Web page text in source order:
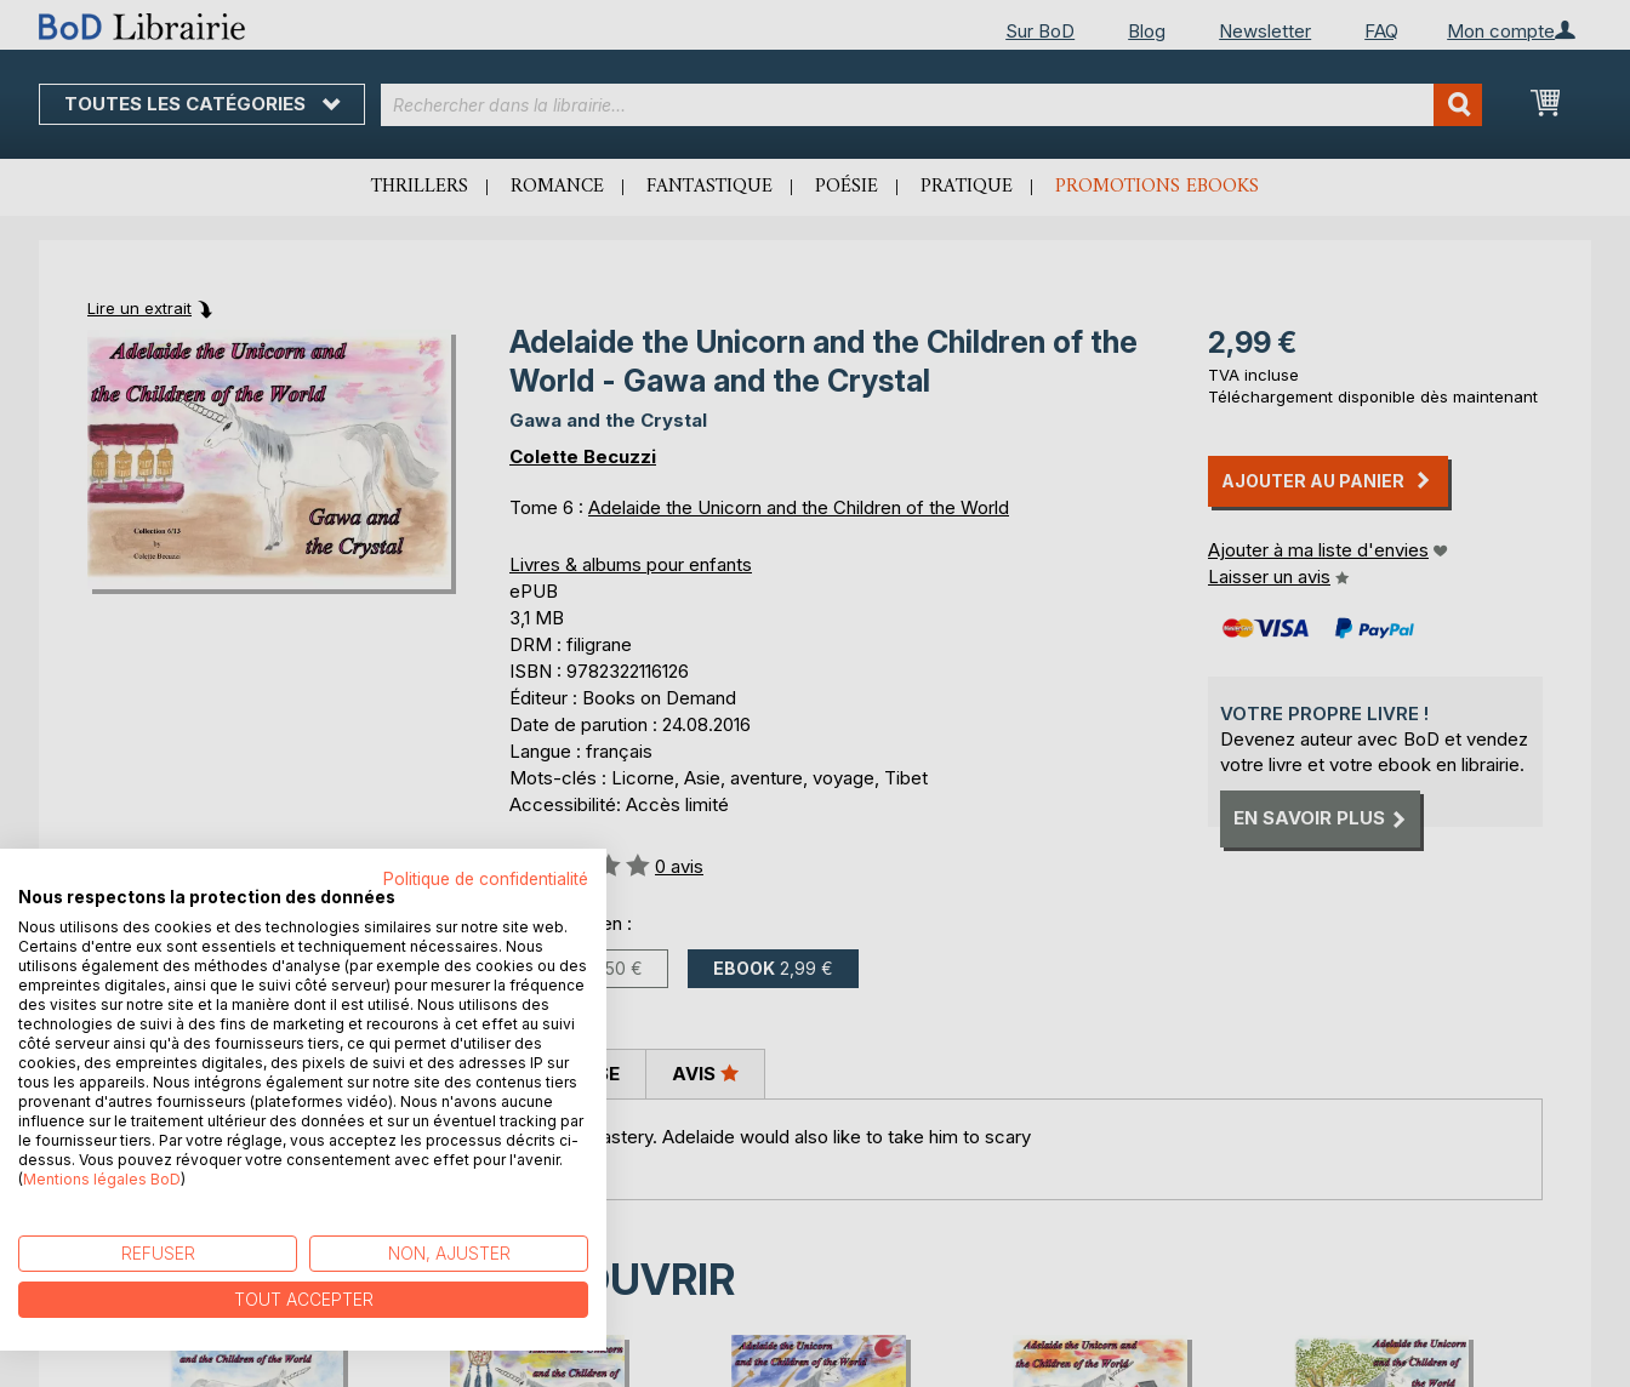
Mon compte
Sur BoD Blog Newsletter FAQ
TOUTES LES CATÉGORIES
Skip
Content
Mon
THRILLERS ROMANCE FANTASTIQUE POÉSIE PRATIQUE PROMOTIONS EBOOKS
Lire un extrait
Skip
to
the
end
of
the
images
gallery
Skip
to
the
beginning
of
the
images
gallery
Adelaide the Unicorn and the Children of the
World - Gawa and the Crystal
Gawa and the Crystal
Colette Becuzzi
Tome 6 : Adelaide the Unicorn and the Children of the World
Livres & albums pour enfants
ePUB
3,1 MB
DRM : filigrane
ISBN : 9782322116126
Éditeur : Books on Demand
Date de parution : 24.08.2016
Langue : français
Mots-clés : Licorne, Asie, aventure, voyage, Tibet
Accessibilité: Accès limité
0%
0 avis
Disponible en :
LIVRE 6,50 € EBOOK 2,99 €
2,99 €
TVA incluse
Téléchargement disponible dès maintenant
AJOUTER AU PANIER
Ajouter à ma liste d'envies
Laisser un avis
VOTRE PROPRE LIVRE !
Devenez auteur avec BoD et vendez
votre livre et votre ebook en librairie.
EN SAVOIR PLUS
DESCRIPTION
Gawa wants to know his country before entering the monastery. Adelaide would also like to take him to scary
places. Will he accept the challenge?
AUTEUR(S) CRITIQUES PRESSE AVIS
D’AUTRES TITRES À DÉCOUVRIR
Politique de confidentialité
Nous respectons la protection des données
Nous utilisons des cookies et des technologies similaires sur notre site web.
Certains d'entre eux sont essentiels et techniquement nécessaires. Nous
utilisons également des méthodes d'analyse (par exemple des cookies ou des
empreintes digitales, ainsi que le suivi côté serveur) pour mesurer la fréquence
des visites sur notre site et la manière dont il est utilisé. Nous utilisons des
technologies de suivi à des fins de marketing et recourons à cet effet au suivi
côté serveur ainsi qu'à des fournisseurs tiers, ce qui permet d'utiliser des
cookies, des empreintes digitales, des pixels de suivi et des adresses IP sur
tous les appareils. Nous intégrons également sur notre site des contenus tiers
provenant d'autres fournisseurs (plateformes vidéo). Nous n'avons aucune
influence sur le traitement ultérieur des données et sur un éventuel tracking par
le fournisseur tiers. Par votre réglage, vous acceptez les processus décrits ci-
dessus. Vous pouvez révoquer votre consentement avec effet pour l'avenir.
(Mentions légales BoD)
REFUSER NON, AJUSTER
TOUT ACCEPTER